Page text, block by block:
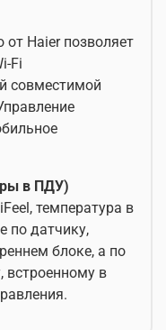
от Haier позволяет
Fi
совместимой
в ПДУ)
температура в
по датчику,
блоке, а по
встроенному в